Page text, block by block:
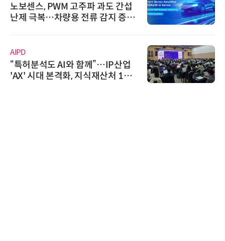
노보센스, PWM 고주파 과도 간섭
난제 극복…차량용 전류 감지 증폭
AIPD
“특허분석도 AI와 함께”…IP산업
'AX' 시대 본격화, 지식재산처 1호